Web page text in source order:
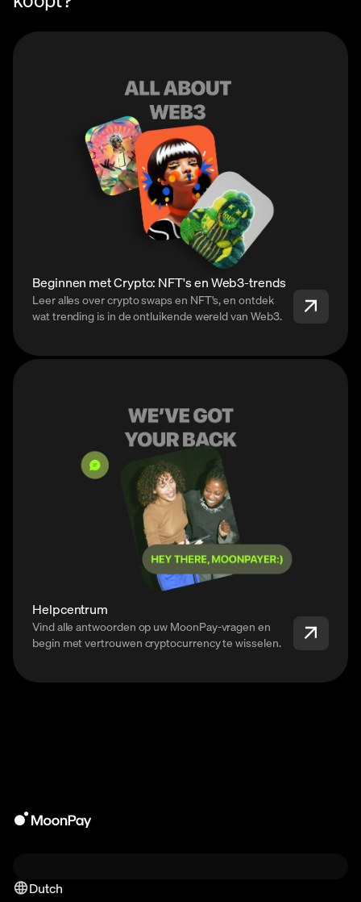
Beginnen met Crypto: NFT's en Web3-trends
Leer alles over crypto swaps en NFT's, en ontdek
wat trending is in de ontluikende wereld van Web3.
Helpcentrum
Vind alle antwoorden op uw MoonPay-vragen en
begin met vertrouwen cryptocurrency te wisselen.
Dutch